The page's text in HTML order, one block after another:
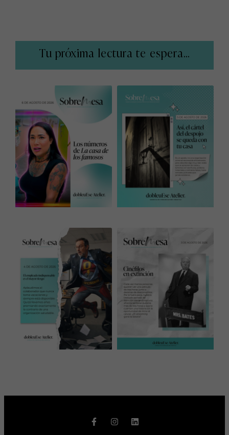
Tu próxima lectura te espera...